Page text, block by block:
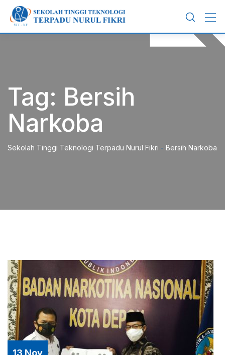
content
Tag: Bersih
Narkoba
Sekolah Tinggi Teknologi Terpadu Nurul Fikri - Bersih Narkoba
13 Nov